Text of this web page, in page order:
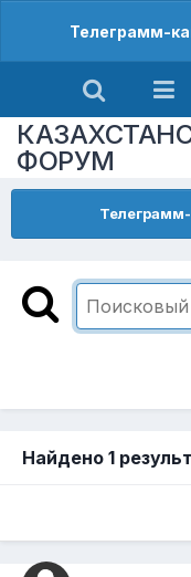
Телеграмм-
ФОРУМ
Найдено 1